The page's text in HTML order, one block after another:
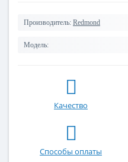
Производитель: Redmond
Модель:
Качество
Способы оплаты